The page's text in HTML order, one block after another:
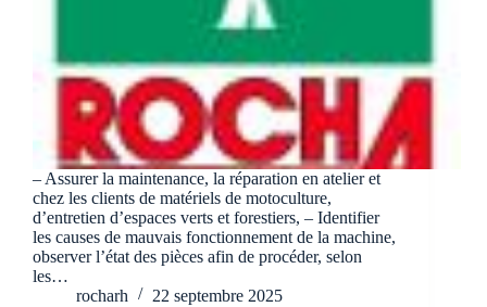
– Assurer la maintenance, la réparation en atelier et
chez les clients de matériels de motoculture,
d’entretien d’espaces verts et forestiers, – Identifier
les causes de mauvais fonctionnement de la machine,
observer l’état des pièces afin de procéder, selon
les…
rocharh
22 septembre 2025